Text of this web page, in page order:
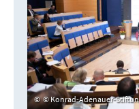
© Konrad-Adenauer-